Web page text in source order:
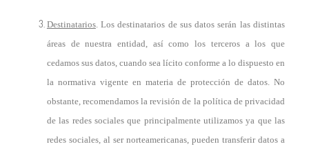
Destinatarios. Los destinatarios de sus datos serán las distintas
áreas de nuestra entidad, así como los terceros a los que
cedamos sus datos, cuando sea lícito conforme a lo dispuesto en
la normativa vigente en materia de protección de datos. No
obstante, recomendamos la revisión de la política de privacidad
de las redes sociales que principalmente utilizamos ya que las
redes sociales, al ser norteamericanas, pueden transferir datos a